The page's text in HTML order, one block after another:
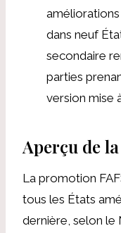
dans neuf
secondaire
parties
version mise
Aperçu de
La promotion
tous les États
dernière, selon le